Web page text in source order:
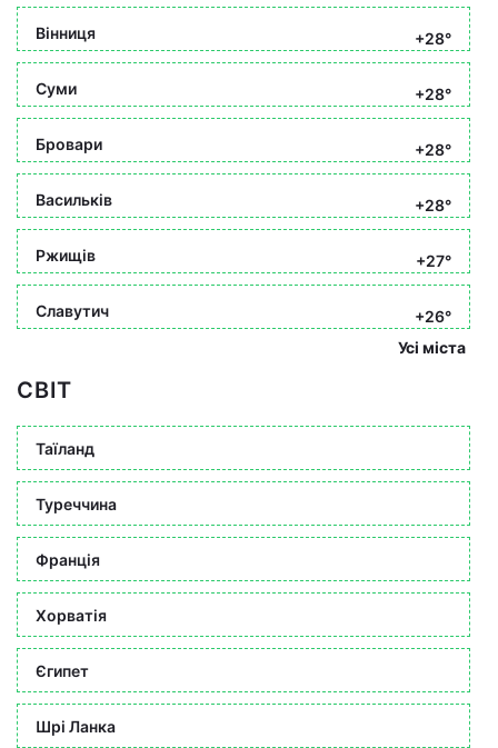
Вінниця +28°
Суми +28°
Бровари +28°
Васильків +28°
Ржищів +27°
Славутич
+26°
Усі міста
СВІТ
Таїланд
Туреччина
Франція
Хорватія
Єгипет
Шрі Ланка